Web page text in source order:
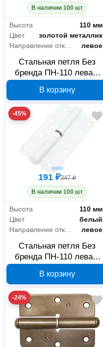
В наличии 100 шт
Высота
110 мм
Цвет
золотой металлик
левое
Стальная петля Без
бренда ПН-110 левая,
37653-110L
В корзину
-45%
191 ₽347 ₽
В наличии 100 шт
Высота
110 мм
Цвет
белый
левое
Стальная петля Без
бренда ПН-110 левая,
В корзину
-24%